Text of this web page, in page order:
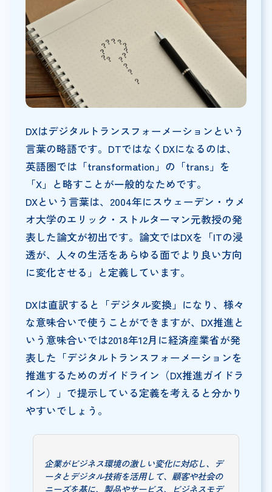
DXはデジタルトランスフォーメーションという
言葉の略語です。DTではなくDXになるのは、
英語圏では「transformation」の「trans」を
「X」と略すことが一般的なためです。
DXという言葉は、2004年にスウェーデン・ウメ
オ大学のエリック・ストルターマン元教授の発
表した論文が初出です。論文ではDXを「ITの浸
透が、人々の生活をあらゆる面でより良い方向
に変化させる」と定義しています。
DXは直訳すると「デジタル変換」になり、様々
な意味合いで使うことができますが、DX推進と
いう意味合いでは2018年12月に経済産業省が発
表した「デジタルトランスフォーメーションを
推進するためのガイドライン（DX推進ガイドラ
イン）」で提示している定義を考えると分かり
やすいでしょう。
企業がビジネス環境の激しい変化に対応し、デ
ータとデジタル技術を活用して、顧客や社会の
ニーズを基に、製品やサービス、ビジネスモデ